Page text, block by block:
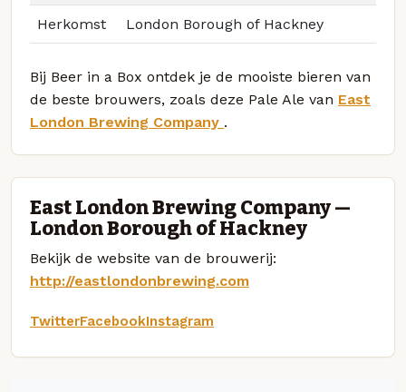
Herkomst London Borough of Hackney
Bij Beer in a Box ontdek je de mooiste bieren van
de beste brouwers, zoals deze Pale Ale van East
London Brewing Company .
East London Brewing Company —
London Borough of Hackney
Bekijk de website van de brouwerij:
http://eastlondonbrewing.com
TwitterFacebookInstagram